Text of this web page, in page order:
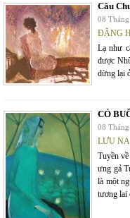
Câu
08
ĐẶNG
Lạ như
được
dừng lại
CỎ
08
LƯU NA
Tuyền
ưng gả
là một
tương lai